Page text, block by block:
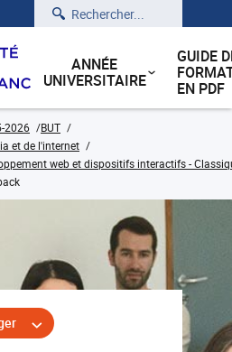
Rechercher
ANNÉE
UNIVERSITAIRE
GUIDE
EN PDF
2026
BUT
et de l'internet
web et dispositifs interactifs -